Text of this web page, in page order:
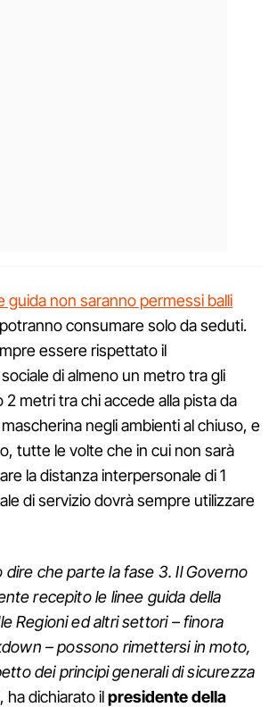
guida non saranno permessi balli
consumare solo da seduti.
essere rispettato il
di almeno un metro tra gli
2 metri tra chi accede alla pista da
negli ambienti al chiuso, e
tutte le volte che in cui non sarà
la distanza interpersonale di 1
di servizio dovrà sempre utilizzare
dire che parte la fase 3. Il Governo
recepito le linee guida della
Regioni ed altri settori – finora
– possono rimettersi in moto,
dei principi generali di sicurezza
, ha dichiarato ilpresidente della